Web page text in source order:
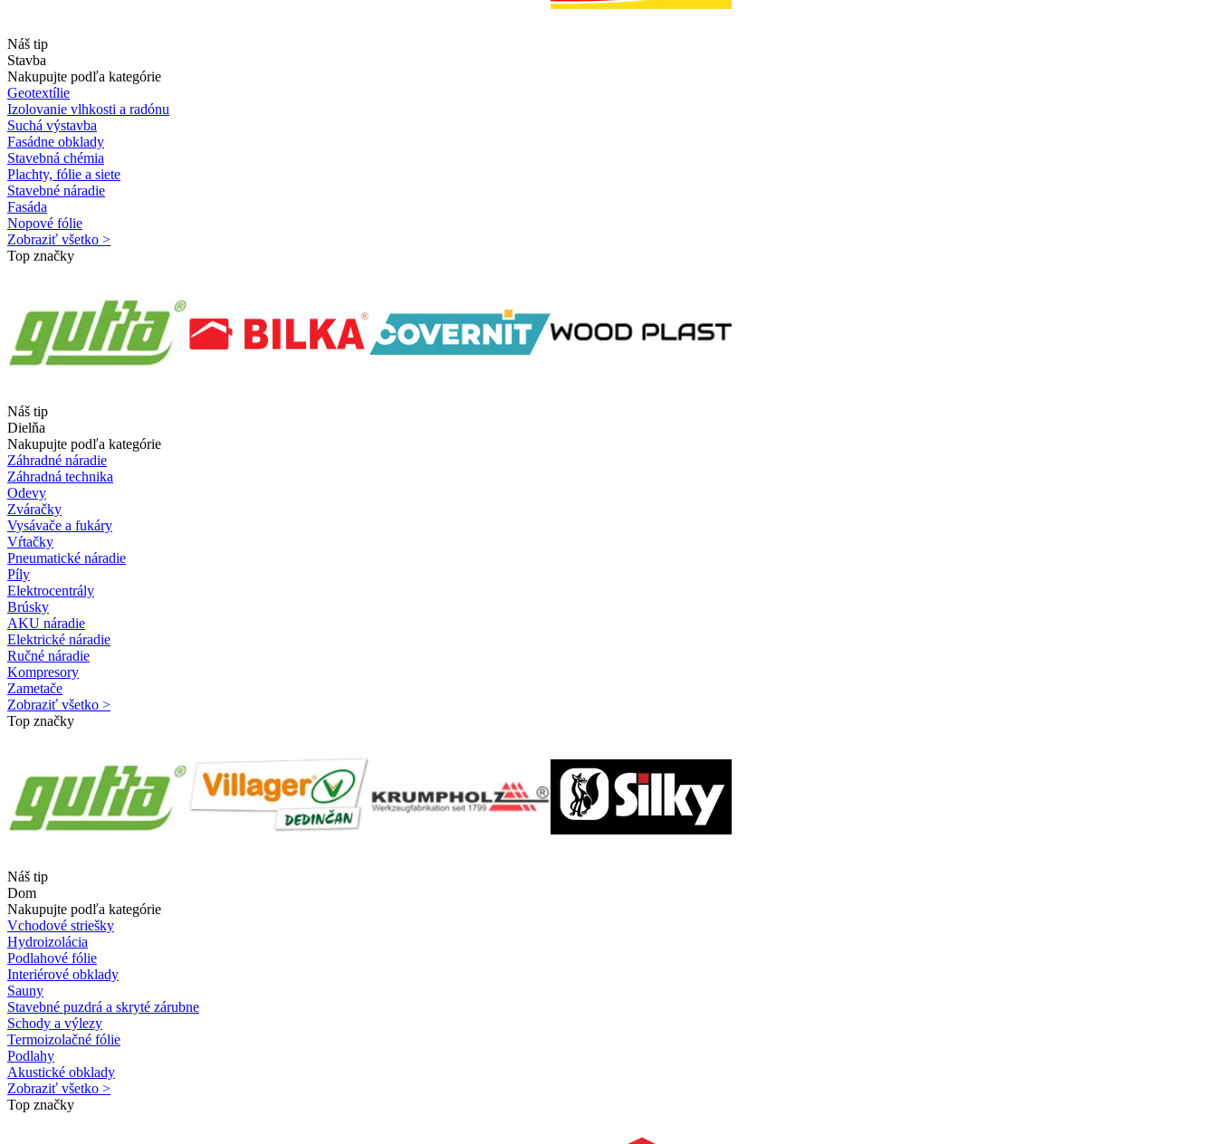
Náš tip
Stavba
Nakupujte podľa kategórie
Geotextílie
Izolovanie vlhkosti a radónu
Suchá výstavba
Fasádne obklady
Stavebná chémia
Plachty, fólie a siete
Stavebné náradie
Fasáda
Nopové fólie
Zobraziť všetko >
Top značky
Náš tip
Dielňa
Nakupujte podľa kategórie
Záhradné náradie
Záhradná technika
Odevy
Zváračky
Vysávače a fukáry
Vŕtačky
Pneumatické náradie
Píly
Elektrocentrály
Brúsky
AKU náradie
Elektrické náradie
Ručné náradie
Kompresory
Zametače
Zobraziť všetko >
Top značky
Náš tip
Dom
Nakupujte podľa kategórie
Vchodové striešky
Hydroizolácia
Podlahové fólie
Interiérové obklady
Sauny
Stavebné puzdrá a skryté zárubne
Schody a výlezy
Termoizolačné fólie
Podlahy
Akustické obklady
Zobraziť všetko >
Top značky